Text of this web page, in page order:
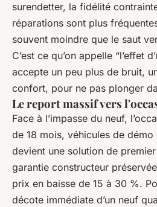
surendetter, la fidélité
réparations sont plus
souvent moindre que le saut
C’est ce qu’on appelle “l’effet
accepte un peu plus de bruit,
confort, pour ne pas plonger
Le report massif vers
Face à l’impasse du neuf,
de 18 mois, véhicules de
devient une solution de
garantie constructeur
prix en baisse de 15 à 30 %.
décote immédiate d’un neuf